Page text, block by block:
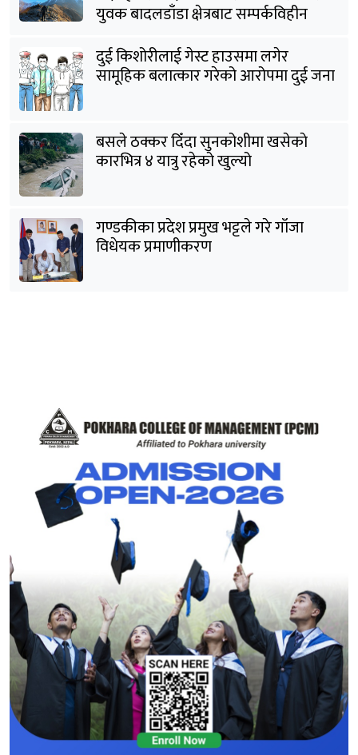
युवक बादलडाँडा क्षेत्रबाट सम्पर्कविहीन
दुई किशोरीलाई गेस्ट हाउसमा लगेर
सामूहिक बलात्कार गरेको आरोपमा दुई जना
बसले ठक्कर दिँदा सुनकोशीमा खसेकाे
कारभित्र ४ यात्रु रहेको खुल्यो
गण्डकीका प्रदेश प्रमुख भट्टले गरे गाँजा
विधेयक प्रमाणीकरण